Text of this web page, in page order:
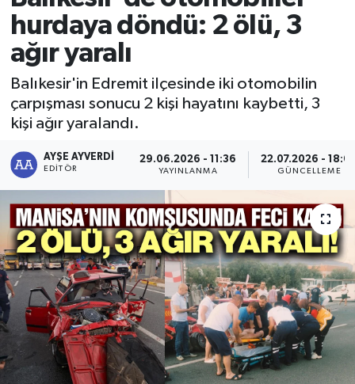
hurdaya döndü: 2 ölü, 3
ağır yaralı
Balıkesir'in Edremit ilçesinde iki otomobilin
çarpışması sonucu 2 kişi hayatını kaybetti, 3
kişi ağır yaralandı.
AYŞE AYVERDI
EDITÖR
29.06.2026 - 11:36
YAYINLANMA
22.07.2026 -
GÜNCELLEME
RESMİ İLAN
BİLİM VE TEKNOLOJİ
RESMİ İLAN
Yaşam
Tarih
Çevre
Dünya
İletişim
Künye
SPOR
Vefat